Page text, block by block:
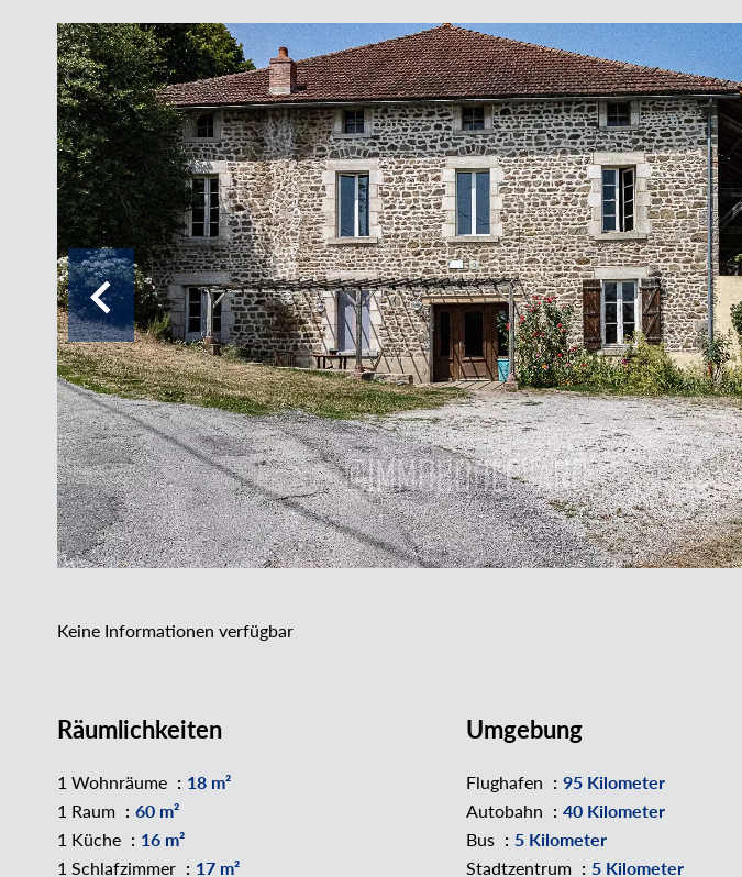
Keine Informationen verfügbar
Räumlichkeiten
1 Wohnräume
18 m²
1 Raum
60 m²
1 Küche
16 m²
1 Schlafzimmer
17 m²
Umgebung
Flughafen
95 Kilometer
Autobahn
40 Kilometer
Bus
5 Kilometer
Stadtzentrum
5 Kilometer